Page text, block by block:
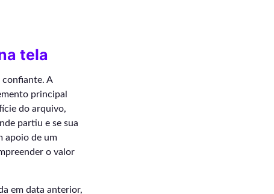
tela
confiante. A
principal
do arquivo,
partiu e se sua
apoio de um
o valor
em data anterior,